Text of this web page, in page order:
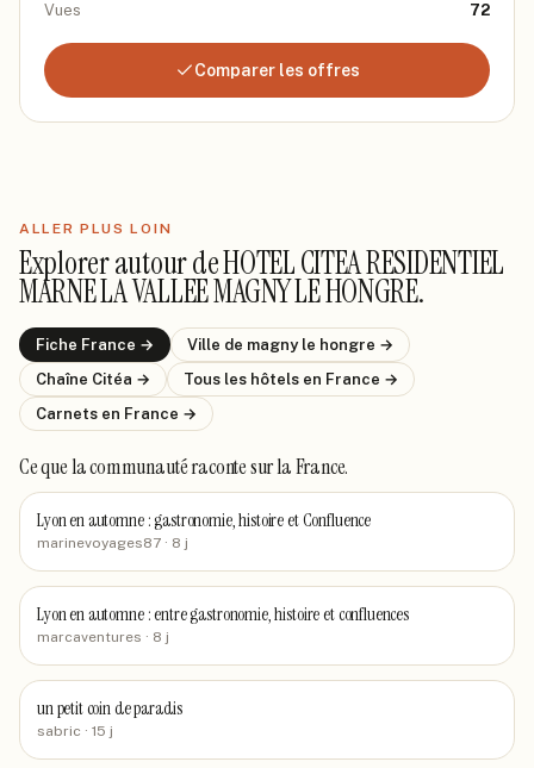
Vues
72
Comparer les offres
ALLER PLUS LOIN
Explorer autour deHOTEL CITEA RESIDENTIEL
MARNE LA VALLEE MAGNY LE HONGRE.
Fiche France → Ville de magny le hongre →
Chaîne Citéa → Tous les hôtels en France →
Carnets en France →
Ce que la communauté racontesur la France.
Lyon en automne : gastronomie, histoire et Confluence
marinevoyages87 · 8 j
Lyon en automne : entre gastronomie, histoire et confluences
marcaventures · 8 j
un petit coin de paradis
sabric · 15 j